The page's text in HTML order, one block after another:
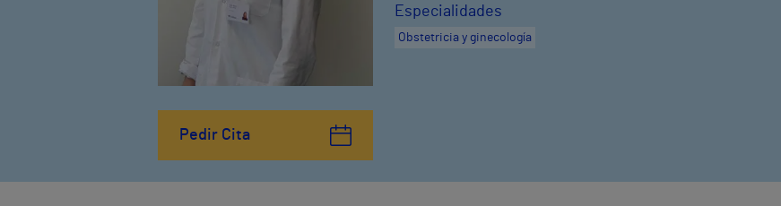
Pedir Cita
Especialidades
Obstetricia y ginecología